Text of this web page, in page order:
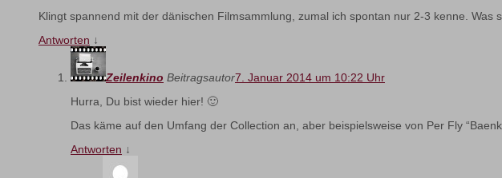
Klingt spannend mit der dänischen Filmsammlung, zumal ich spontan nur 2-3 kenne.
Antworten ↓
Zeilenkino Beitragsautor7. Januar 2014 um 10:22 Uhr
Hurra, Du bist wieder hier! 🙂
Das käme auf den Umfang der Collection an, aber beispielsweise von Per Fly
Antworten ↓